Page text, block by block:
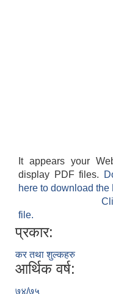
It appears your
display PDF files.
here to download the
file.
प्रकार:
कर तथा शुल्कहरु
आर्थिक वर्ष:
७४/७५